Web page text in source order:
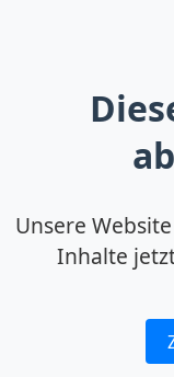
Unsere
Inhalte